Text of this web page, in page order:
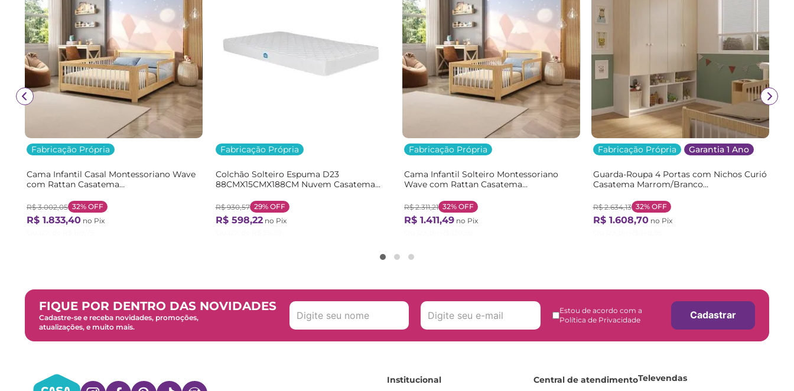
Fabricação Própria
Cama Infantil Casal Montessoriano Wave
com Rattan Casatema
R$ 3.002,05 32% OFF
R$ 1.833,40 no Pix
Fabricação Própria
Colchão Solteiro Espuma D23
88CMX15CMX188CM Nuvem Casatema
R$ 930,57 29%OFF
R$ 598,22no Pix
Fabricação Própria
Cama Infantil Solteiro Montessoriano
Wave com Rattan Casatema
R$ 2.311,21 32% OFF
R$ 1.411,49 no Pix
Fabricação Própria Garantia 1 Ano
Guarda-Roupa 4 Portas com Nichos Curió
Casatema Marrom/Branco
R$ 2.634,13 32%OFF
R$ 1.608,70no Pix
FIQUE POR DENTRO DAS NOVIDADES
Cadastre-se e receba novidades, promoções,
atualizações, e muito mais.
Estou de acordo com a
Política de Privacidade
Cadastrar
Institucional Central de atendimentoTelevendas